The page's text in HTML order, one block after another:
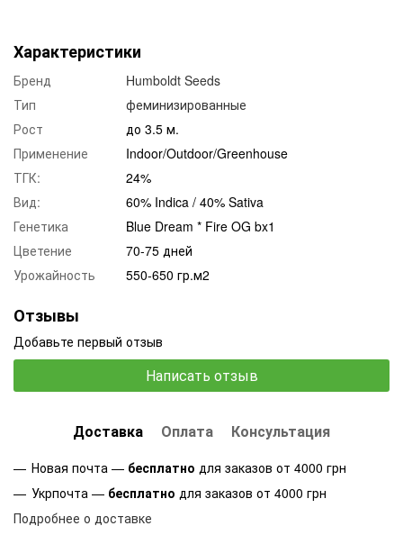
Характеристики
Бренд
Humboldt Seeds
Тип
феминизированные
Рост
до 3.5 м.
Применение
Indoor/Outdoor/Greenhouse
ТГК:
24%
Вид:
60% Indica / 40% Sativa
Генетика
Blue Dream * Fire OG bx1
Цветение
70-75 дней
Урожайность
550-650 гр.м2
Отзывы
Добавьте первый отзыв
Написать отзыв
Доставка Оплата Консультация
Новая почта — бесплатно для заказов от 4000 грн
Укрпочта — бесплатно для заказов от 4000 грн
Подробнее о доставке